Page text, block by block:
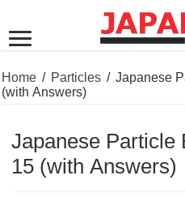
Home / Particles / Japanese
(with Answers)
Japanese Particle
15 (with Answers)